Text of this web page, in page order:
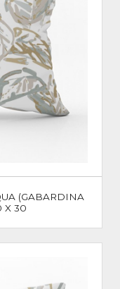
(GABARDINA
X 30